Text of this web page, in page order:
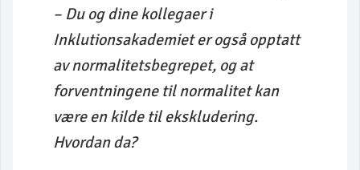
– Du og dine kollegaer i
Inklutionsakademiet er også opptatt
av normalitetsbegrepet, og at
forventningene til normalitet kan
være en kilde til ekskludering.
Hvordan da?